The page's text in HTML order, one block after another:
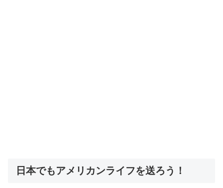
日本でもアメリカンライフを送ろう！